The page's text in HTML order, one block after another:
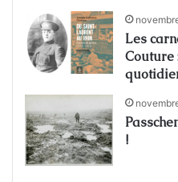
Les
Couture
!